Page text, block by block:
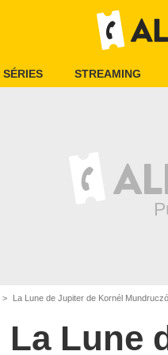
SÉRIES STREAMING
La Lune de Jupiter de Kornél Mundruczó
La Lune